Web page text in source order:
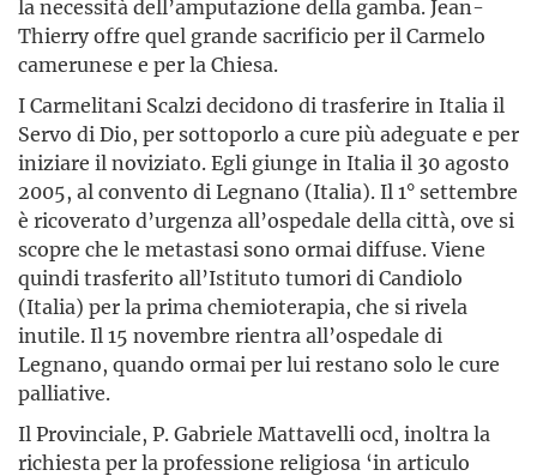
la necessità dell’amputazione della gamba. Jean-
Thierry offre quel grande sacrificio per il Carmelo
camerunese e per la Chiesa.
I Carmelitani Scalzi decidono di trasferire in Italia il
Servo di Dio, per sottoporlo a cure più adeguate e per
iniziare il noviziato. Egli giunge in Italia il 30 agosto
2005, al convento di Legnano (Italia). Il 1° settembre
è ricoverato d’urgenza all’ospedale della città, ove si
scopre che le metastasi sono ormai diffuse. Viene
quindi trasferito all’Istituto tumori di Candiolo
(Italia) per la prima chemioterapia, che si rivela
inutile. Il 15 novembre rientra all’ospedale di
Legnano, quando ormai per lui restano solo le cure
palliative.
Il Provinciale, P. Gabriele Mattavelli ocd, inoltra la
richiesta per la professione religiosa ‘in articulo